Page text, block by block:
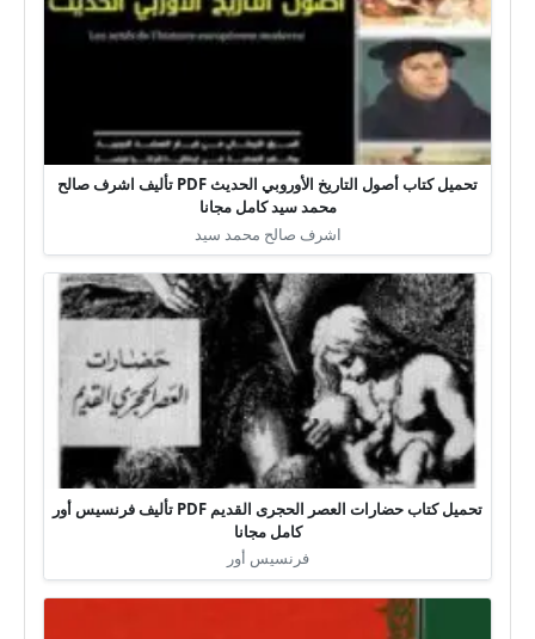
تحميل كتاب أصول التاريخ الأوروبي الحديث PDF تأليف اشرف صالح
محمد سيد كامل مجانا
اشرف صالح محمد سيد
تحميل كتاب حضارات العصر الحجرى القديم PDF تأليف فرنسيس أور
كامل مجانا
فرنسيس أور